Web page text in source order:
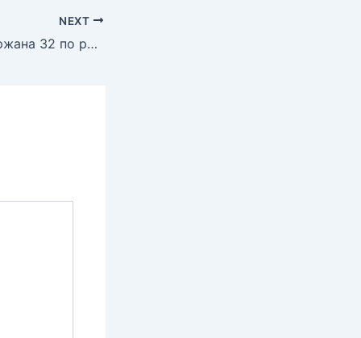
NEXT
Oдржана 32 по ред „Шопенова вечер“